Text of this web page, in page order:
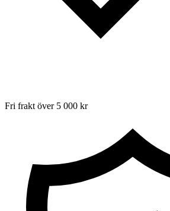
Fri frakt över 5 000 kr